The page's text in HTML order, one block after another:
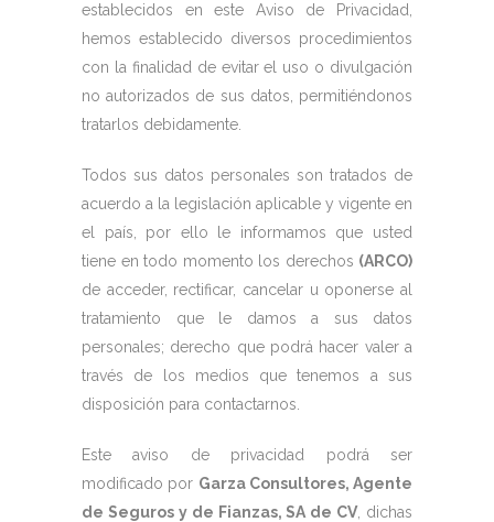
establecidos en este Aviso de Privacidad,
hemos establecido diversos procedimientos
con la finalidad de evitar el uso o divulgación
no autorizados de sus datos, permitiéndonos
tratarlos debidamente.
Todos sus datos personales son tratados de
acuerdo a la legislación aplicable y vigente en
el país, por ello le informamos que usted
tiene en todo momento los derechos (ARCO)
de acceder, rectificar, cancelar u oponerse al
tratamiento que le damos a sus datos
personales; derecho que podrá hacer valer a
través de los medios que tenemos a sus
disposición para contactarnos.
Este aviso de privacidad podrá ser
modificado por Garza Consultores, Agente
de Seguros y de Fianzas, SA de CV, dichas